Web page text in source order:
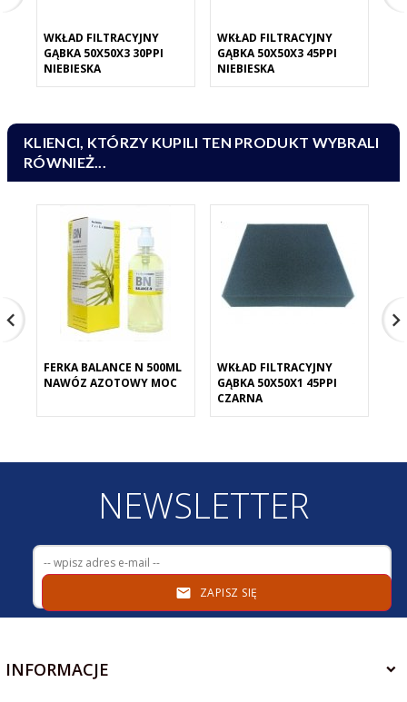
WKŁAD FILTRACYJNY
GĄBKA 50X50X3 30PPI
NIEBIESKA
WKŁAD FILTRACYJNY
GĄBKA 50X50X3 45PPI
NIEBIESKA
KLIENCI, KTÓRZY KUPILI TEN PRODUKT WYBRALI
RÓWNIEŻ...
FERKA BALANCE N 500ML
NAWÓZ AZOTOWY MOC
WKŁAD FILTRACYJNY
GĄBKA 50X50X1 45PPI
CZARNA
NEWSLETTER
ZAPISZ SIĘ
INFORMACJE